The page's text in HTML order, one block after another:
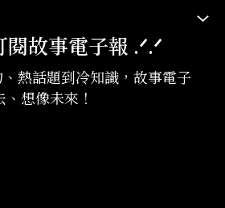
支持學生
程中，去處理各該學習課題
就此，學生直接面對各種負責
義下，有刺激性和意義的任
給定的解題方式。要能夠解決
不同實作方式，並同時藉助
故事電子報 .ᐟ‪‪.ᐟ
熱話題到冷知識，故事電子
想像未來！